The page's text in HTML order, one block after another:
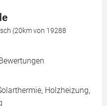
(20km von 19288
Holzheizung,